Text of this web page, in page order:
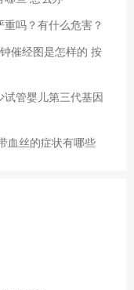
吗？有什么危害？
催经图是怎样的 按
管婴儿第三代基因
血丝的症状有哪些